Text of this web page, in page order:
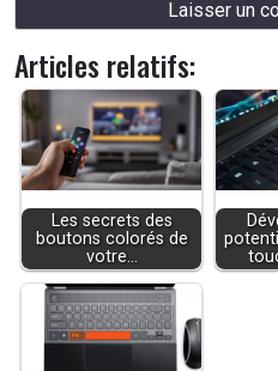
Articles relatifs:
Les secrets des
boutons colorés de
votre…